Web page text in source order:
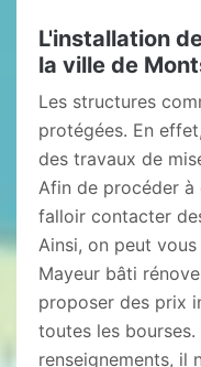
L'installation
la ville de
Les structures
protégées. En
des travaux de
Afin de procéder
falloir contacter
Ainsi, on peut
Mayeur bâti
proposer des prix
toutes les
renseignements, il